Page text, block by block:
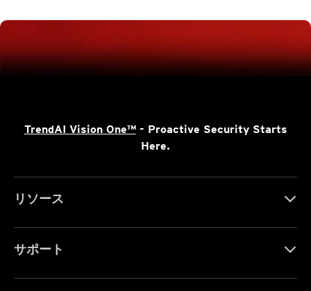
TrendAI Vision One™- Proactive Security Starts
Here.
リソース
サポート